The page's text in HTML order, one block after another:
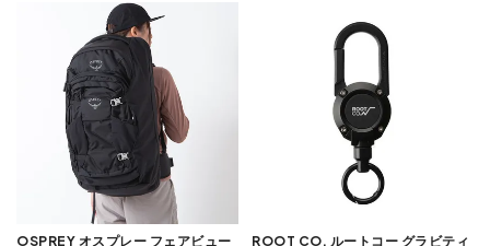
OSPREY オスプレー フェアビュー
ROOT CO. ルートコー グラビティ